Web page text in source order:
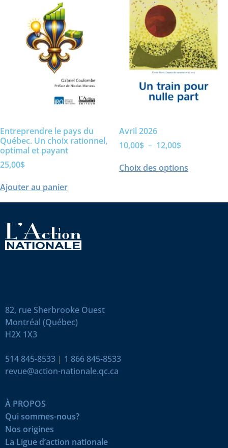
Entreprendre le pays du
Québec. Un choix rationnel,
optimal et payant
25,00$
Ajouter au panier
Avril 2026
10,00$ – 12,00$
Choix des options
82, rue Sherbrooke Ouest
Montréal (Québec)
H2X 1X3
514 845-8533 | 1 866 845-8533
revue@action-nationale.qc.ca
À PROPOS
Qui sommes-nous?
Nos origines
La Ligue d’action nationale